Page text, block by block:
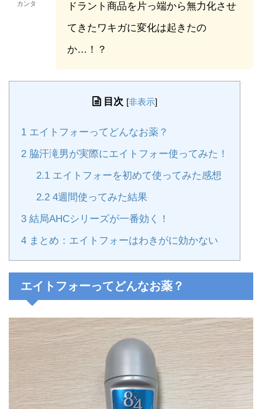
カンタ
ドラント商品を片っ端から無力化させ
てきたワキガに変化は起きたの
か…！？
目次 [非表示]
1 エイトフォーってどんなお薬？
2 脇汗滝男が実際にエイトフォー使ってみた！
2.1エイトフォーを初めて使ってみた感想
2.24週間使ってみた結果
3 結局AHCシリーズが一番効く！
4 まとめ：エイトフォーはわきがに効かない
エイトフォーってどんなお薬？